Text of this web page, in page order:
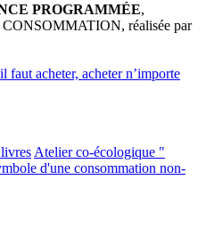
PROGRAMMÉE,
réalisée par
faut acheter, acheter n’importe
Atelier co-écologique "
d'une consommation non-